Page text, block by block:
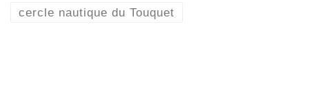
cercle nautique du Touquet